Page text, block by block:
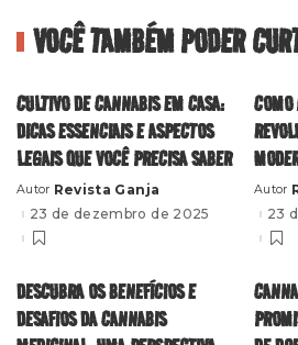
VOCÊ TAMBÉM PODER
CULTIVO DE CANNABIS EM CASA:
DICAS ESSENCIAIS E ASPECTOS
LEGAIS QUE VOCÊ PRECISA SABER
Posted
by
Autor Revista Ganja
23 de dezembro de 2025
by
Autor
23
DESCUBRA OS BENEFÍCIOS E
DESAFIOS DA CANNABIS